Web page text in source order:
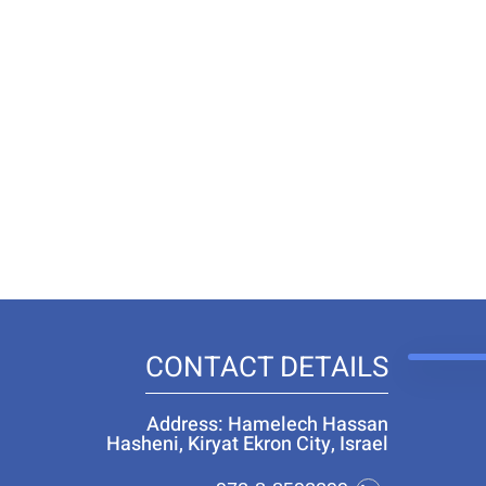
CONTACT DETAILS
Address: Hamelech Hassan
Hasheni, Kiryat Ekron City, Israel